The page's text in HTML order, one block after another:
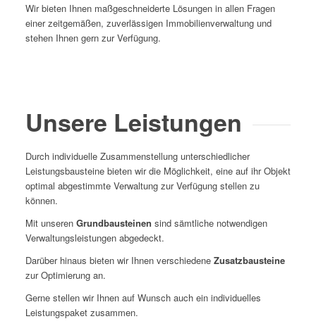
Wir bieten Ihnen maßgeschneiderte Lösungen in allen Fragen
einer zeitgemäßen, zuverlässigen Immobilienverwaltung und
stehen Ihnen gern zur Verfügung.
Unsere Leistungen
Durch individuelle Zusammenstellung unterschiedlicher
Leistungsbausteine bieten wir die Möglichkeit, eine auf ihr Objekt
optimal abgestimmte Verwaltung zur Verfügung stellen zu
können.
Mit unseren Grundbausteinen sind sämtliche notwendigen
Verwaltungsleistungen abgedeckt.
Darüber hinaus bieten wir Ihnen verschiedene Zusatzbausteine
zur Optimierung an.
Gerne stellen wir Ihnen auf Wunsch auch ein individuelles
Leistungspaket zusammen.